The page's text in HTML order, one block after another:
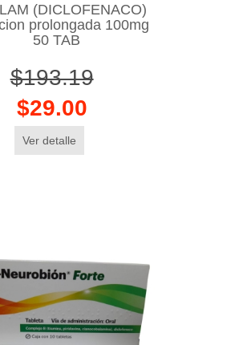
(DICLOFENACO)
prolongada 100mg
50 TAB
$193.19
$29.00
Ver detalle